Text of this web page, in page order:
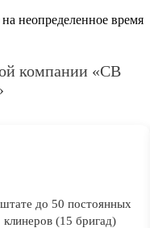
неопределенное время
компании «СВ
до 50 постоянных
клинеров (15 бригад)